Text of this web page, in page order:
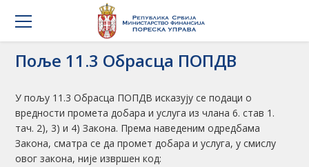
Поље 11.3 Обрасца ПОПДВ
У пољу 11.3 Обрасца ПОПДВ исказују се подаци о
вредности промета добара и услуга из члана 6. став 1.
тач. 2), 3) и 4) Закона. Према наведеним одредбама
Закона, сматра се да промет добара и услуга, у смислу
овог закона, није извршен код: